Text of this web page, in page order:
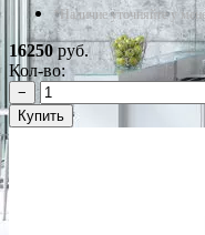
*Наличие уточняйте у
16250руб.
Кол-во:
−
Купить